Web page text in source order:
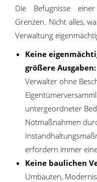
Die Befugnisse
Grenzen. Nicht alles,
Verwaltung
Keine
größere Ausgaben:
Verwalter ohne
untergeordneter
Notmaßnahmen
erfordern immer
Keine baulichen
Umbauten,